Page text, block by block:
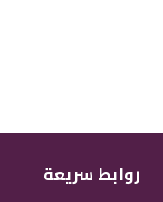
روابط سريعة